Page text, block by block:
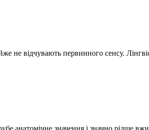
не відчувають первинного сенсу.